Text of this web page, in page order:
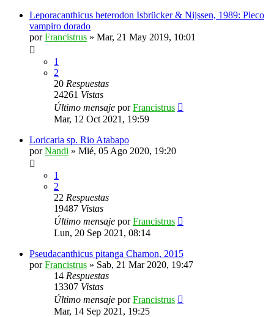
Leporacanthicus heterodon Isbrücker & Nijssen, 1989: Pleco
vampiro dorado
porFrancistrus » Mar, 21 May 2019, 10:01
1
2
20 Respuestas
24261 Vistas
Último mensaje porFrancistrus
Mar, 12 Oct 2021, 19:59
Loricaria sp. Rio Atabapo
porNandi » Mié, 05 Ago 2020, 19:20
1
2
22 Respuestas
19487 Vistas
Último mensaje porFrancistrus
Lun, 20 Sep 2021, 08:14
Pseudacanthicus pitanga Chamon, 2015
porFrancistrus » Sab, 21 Mar 2020, 19:47
14 Respuestas
13307 Vistas
Último mensaje porFrancistrus
Mar, 14 Sep 2021, 19:25